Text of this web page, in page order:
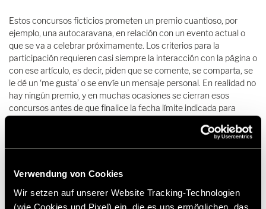
Verwendung von Cookies
Wir setzen auf unserer Website Tracking-Technologien
(wie Cookies und Pixel) ein, die es uns ermöglichen, das
Estos concursos ficticios prometen un premio cuantioso, por
ejemplo, una autocaravana, en relación con un evento actual o
que se va a celebrar próximamente. Los criterios para la
participación requieren casi siempre la interacción con la página o
con ese artículo, es decir, piden que se comente, se comparta, se
le dé un ‘me gusta’ o se envíe un mensaje personal. En realidad no
hay ningún premio, y en muchas ocasiones se cierran esos
concursos antes de que finalice la fecha límite indicada para
Los operadores de este tipo de concursos y páginas falsas se
venta de sus productos en esas páginas hasta la trampa de ligarle
a una suscripción no deseada.